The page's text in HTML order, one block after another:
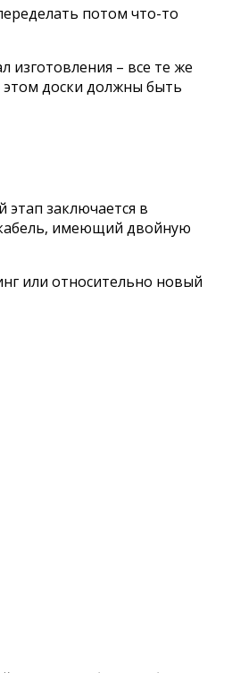
потом что-то
– все те же
доски должны быть
заключается в
имеющий двойную
или относительно новый